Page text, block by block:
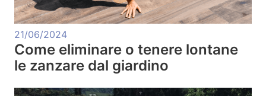
21/06/2024
Come eliminare o tenere lontane
le zanzare dal giardino